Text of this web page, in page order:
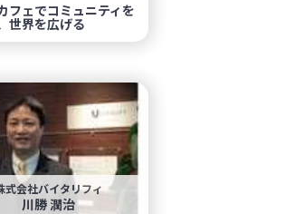
フェでコミュニティを
世界を広げる
式会社バイタリフィ
川勝 潤治